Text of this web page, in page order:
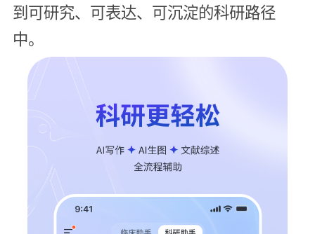
到可研究、可表达、可沉淀的科研路径
中。